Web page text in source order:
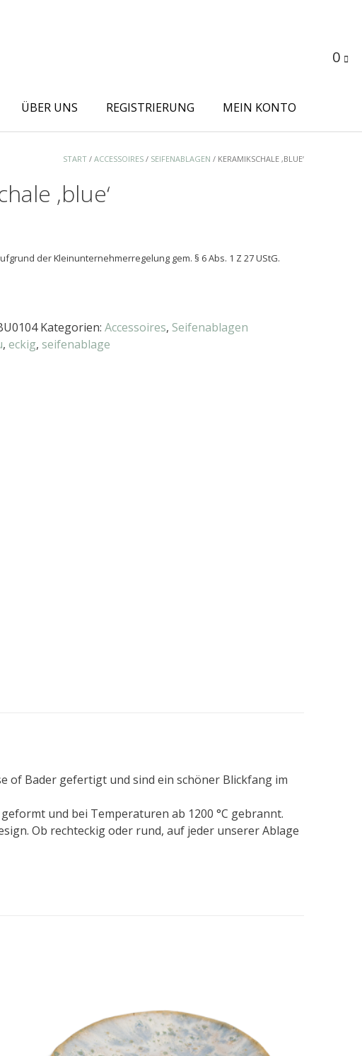
0
ÜBER UNS REGISTRIERUNG MEIN KONTO
START / ACCESSOIRES / SEIFENABLAGEN / KERAMIKSCHALE ‚BLUE‘
‚blue‘
der Kleinunternehmerregelung gem. § 6 Abs. 1 Z 27 UStG.
Kategorien: Accessoires, Seifenablagen
, eckig, seifenablage
of Bader gefertigt und sind ein schöner Blickfang im
und bei Temperaturen ab 1200 °C gebrannt.
Ob rechteckig oder rund, auf jeder unserer Ablage